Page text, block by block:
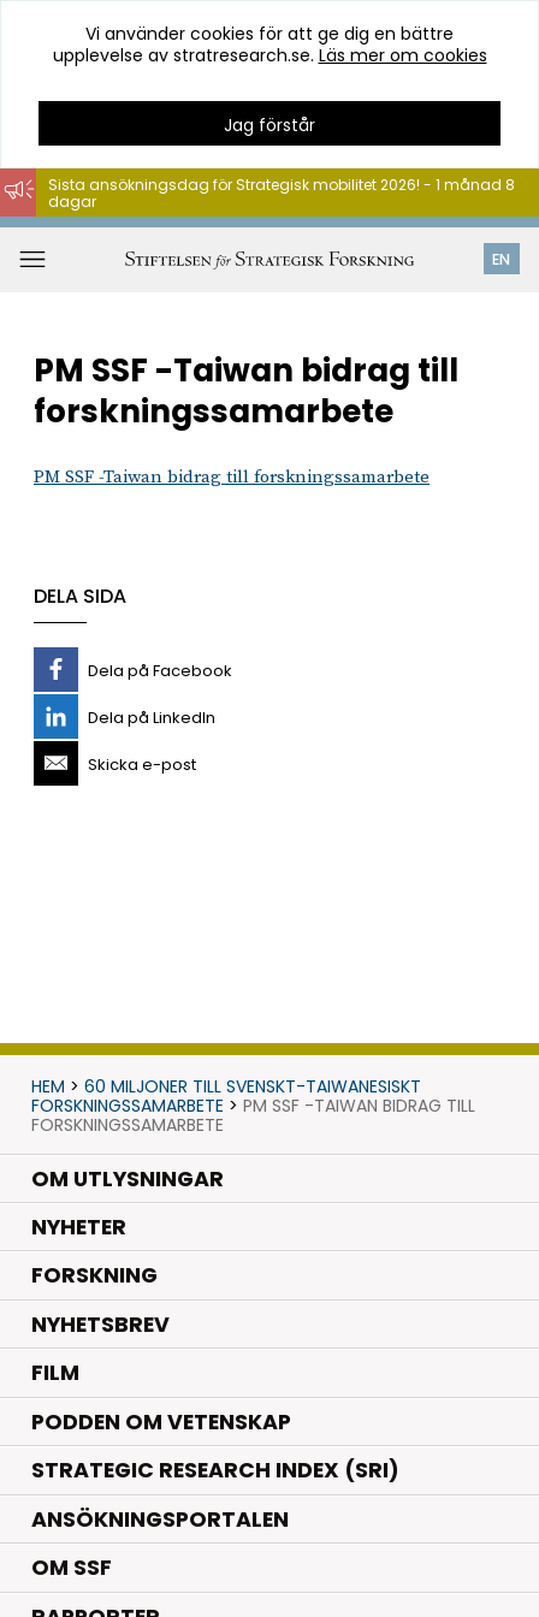
Hoppa
till
innehåll
Vi använder cookies för att ge dig en bättre
upplevelse av stratresearch.se. Läs mer om cookies
Jag förstår
EN
Sista ansökningsdag för Strategisk mobilitet 2026! - 1 månad 8
dagar
PM SSF -Taiwan bidrag till
forskningssamarbete
PM SSF -Taiwan bidrag till forskningssamarbete
DELA SIDA
Dela på Facebook
Dela på LinkedIn
Skicka e-post
HEM > 60 MILJONER TILL SVENSKT-TAIWANESISKT
FORSKNINGSSAMARBETE > PM SSF -TAIWAN BIDRAG TILL
FORSKNINGSSAMARBETE
OM UTLYSNINGAR
NYHETER.
FORSKNING.
NYHETSBREV
FILM
PODDEN OM VETENSKAP
STRATEGIC RESEARCH INDEX (SRI)
ANSÖKNINGSPORTALEN
OM SSF